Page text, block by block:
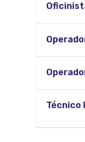
Técnico